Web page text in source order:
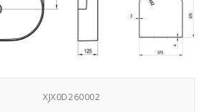
XJX0D260002